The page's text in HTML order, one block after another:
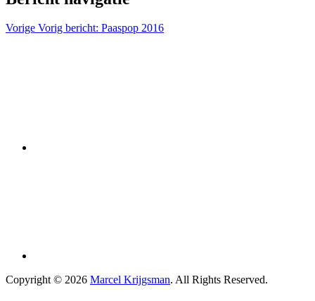
Vorige Vorig bericht: Paaspop 2016
Copyright © 2026 Marcel Krijgsman. All Rights Reserved.